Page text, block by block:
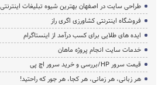
طراحی سایت در اصفهان بهترین شیوه تبلیغات
فروشگاه اینترنتی کشاورزی اگری راز
ایده های طلایی برای کسب درآمد از اینستاگرام
خدمات سایت انجام پروژه ماهان
قیمت سرور HP/بررسی و خرید سرور اچ پی
هر زبانی، هر زمانی، هر کجا، هر جور که راحتید!